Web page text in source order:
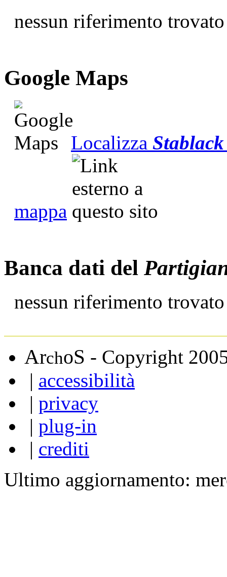
nessun riferimento trovato
Google Maps
Localizza
mappa
Banca dati del
nessun riferimento trovato
ArchoS - Copyright
| accessibilità
| privacy
| plug-in
| crediti
Ultimo aggiornamento: